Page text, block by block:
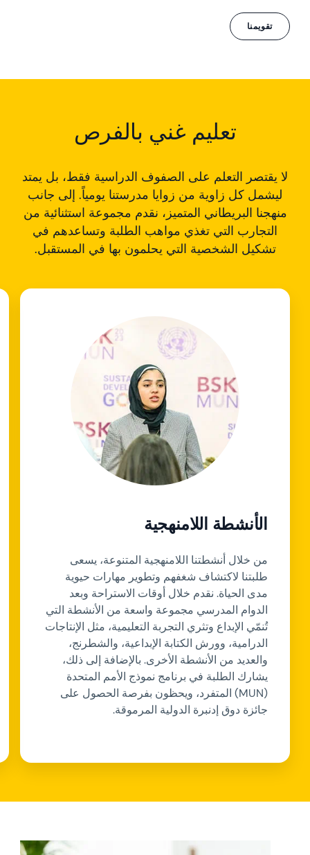
تقويمنا
تعليم غني بالفرص
لا يقتصر التعلم على الصفوف الدراسية فقط، بل يمتد
ليشمل كل زاوية من زوايا مدرستنا يومياً. إلى جانب
منهجنا البريطاني المتميز، نقدم مجموعة استثنائية من
التجارب التي تغذي مواهب الطلبة وتساعدهم في
تشكيل الشخصية التي يحلمون بها في المستقبل.
الأنشطة اللامنهجية
من خلال أنشطتنا اللامنهجية المتنوعة، يسعى
طلبتنا لاكتشاف شغفهم وتطوير مهارات حيوية
مدى الحياة. نقدم خلال أوقات الاستراحة وبعد
الدوام المدرسي مجموعة واسعة من الأنشطة التي
تُنمّي الإبداع وتثري التجربة التعليمية، مثل الإنتاجات
الدرامية، وورش الكتابة الإبداعية، والشطرنج،
والعديد من الأنشطة الأخرى. بالإضافة إلى ذلك،
يشارك الطلبة في برنامج نموذج الأمم المتحدة
(MUN) المتفرد، ويحظون بفرصة الحصول على
جائزة دوق إدنبرة الدولية المرموقة.